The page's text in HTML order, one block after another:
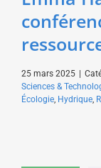
25 mars 2025
Sciences &
Écologie, Hydrique,